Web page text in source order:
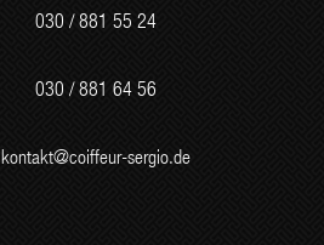
030 / 881 55 24
030 / 881 64 56
kontakt@coiffeur-sergio.de